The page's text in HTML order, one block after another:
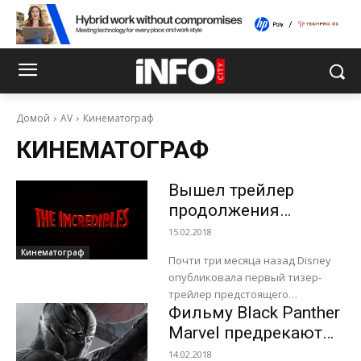
Домой AV Кинематограф
КИНЕМАТОГРАФ
Кинематограф
Вышел трейлер
продолжения
«Суперсемейки»
15.02.2018
Почти три месяца назад Disney
опубликовала первый тизер-
трейлер предстоящего
мультфильма «Суперсемейка 2» /
The Incredibles 2, продолжения
одного из лучших мультфильмов
Фильму Black Panther
Marvel предрекают
сборы на уровне 170
14.02.2018